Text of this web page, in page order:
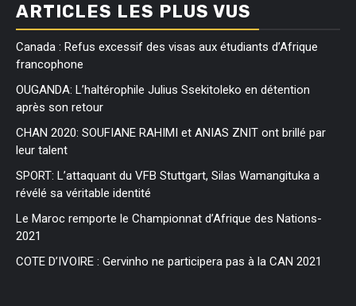
ARTICLES LES PLUS VUS
Canada : Refus excessif des visas aux étudiants d’Afrique
francophone
OUGANDA: L’haltérophile Julius Ssekitoleko en détention
après son retour
CHAN 2020: SOUFIANE RAHIMI et ANIAS ZNIT ont brillé par
leur talent
SPORT: L’attaquant du VFB Stuttgart, Silas Wamangituka a
révélé sa véritable identité
Le Maroc remporte le Championnat d’Afrique des Nations-
2021
COTE D’IVOIRE : Gervinho ne participera pas à la CAN 2021